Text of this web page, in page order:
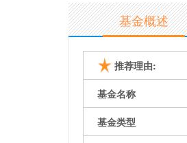
基金概述
推荐理由:
基金名称
基金类型